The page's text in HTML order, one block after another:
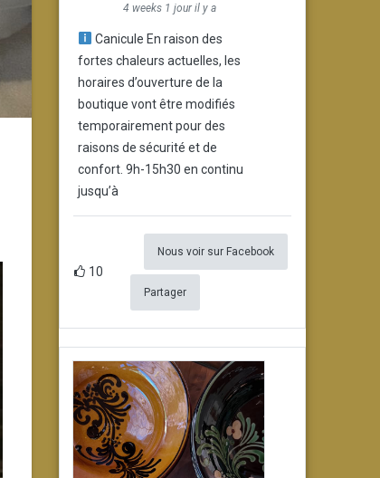
4 weeks 1 jour il y a
Canicule En raison des
fortes chaleurs actuelles, les
horaires d’ouverture de la
boutique vont être modifiés
temporairement pour des
raisons de sécurité et de
confort. 9h-15h30 en continu
jusqu’à
10
Nous voir sur Facebook
Partager